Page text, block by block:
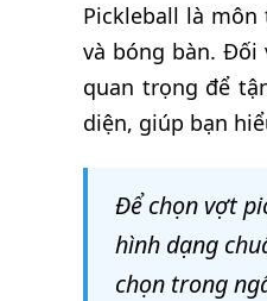
Pickleball là
và bóng bàn.
quan trọng để
diện, giúp bạn
Để chọn vợt
hình dạng
chọn trong